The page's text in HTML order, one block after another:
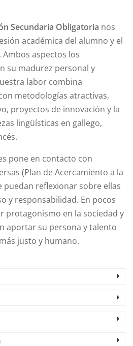
Secundaria Obligatoria nos
académica del alumno y el
Ambos aspectos los
su madurez personal y
labor combina
metodologías atractivas,
proyectos de innovación y la
lingüísticas en gallego,
pone en contacto con
(Plan de Acercamiento a la
puedan reflexionar sobre ellas
y responsabilidad. En pocos
protagonismo en la sociedad y
aportar su persona y talento
justo y humano.